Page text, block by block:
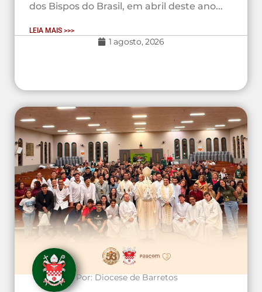
dos Bispos do Brasil, em abril deste ano...
LEIA MAIS >>>
1 agosto, 2026
Por:Diocese de Barretos